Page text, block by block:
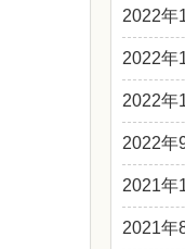
2022年
2022年
2022年
2022年
2021年
2021年